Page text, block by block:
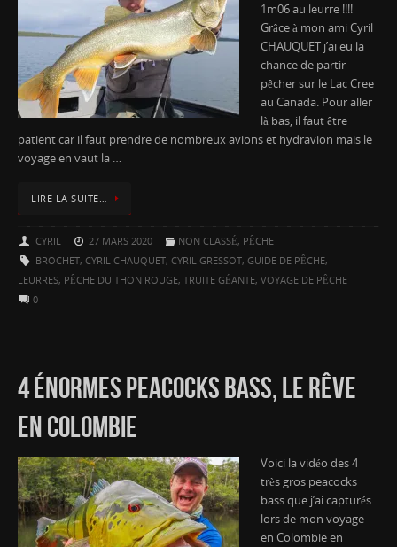
1m06 au leurre !!!!
Grâce à mon ami Cyril
CHAUQUET j’ai eu la
chance de partir
pêcher sur le Lac Cree
au Canada. Pour aller
là bas, il faut être
patient car il faut prendre de nombreux avions et hydravion mais le
voyage en vaut la …
LIRE LA SUITE…
CYRIL 27 MARS 2020 NON CLASSÉ, PÊCHE
BROCHET, CYRIL CHAUQUET, CYRIL GRESSOT, GUIDE DE PÊCHE,
LEURRES, PÊCHE DU THON ROUGE, TRUITE GÉANTE, VOYAGE DE PÊCHE
0
4 ÉNORMES PEACOCKS BASS, LE RÊVE
EN COLOMBIE
Voici la vidéo des 4
très gros peacocks
bass que j’ai capturés
lors de mon voyage
en Colombie en